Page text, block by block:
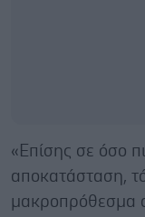
«Επίσης σε όσο
αποκατάσταση,
μακροπρόθεσμα